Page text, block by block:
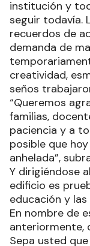
institución y
seguir todavía.
recuerdos de
demanda de
creatividad,
seños
“Queremos
familias,
paciencia y a
posible que
anhelada”,
Y dirigiéndose
edificio es
educación y
En nombre de
anteriormente,
Sepa usted